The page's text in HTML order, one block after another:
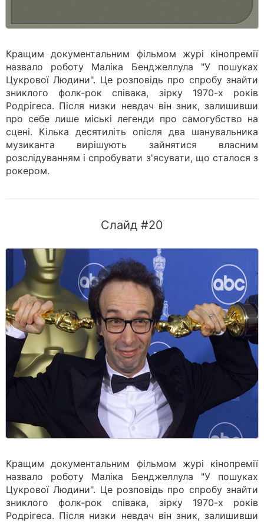
Кращим документальним фільмом журі кінопремії
назвало роботу Маліка Бенджеллула "У пошуках
Цукрової Людини". Це розповідь про спробу знайти
зниклого фолк-рок співака, зірку 1970-х років
Родрігеса. Після низки невдач він зник, залишивши
про себе лише міські легенди про самогубство на
сцені. Кілька десятиліть опісля два шанувальника
музиканта вирішують зайнятися власним
розслідуванням і спробувати з'ясувати, що сталося з
рокером.
Слайд #20
Кращим документальним фільмом журі кінопремії
назвало роботу Маліка Бенджеллула "У пошуках
Цукрової Людини". Це розповідь про спробу знайти
зниклого фолк-рок співака, зірку 1970-х років
Родрігеса. Після низки невдач він зник, залишивши